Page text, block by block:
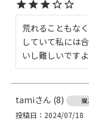
荒れることもな
していて私には
いし難しいですよ
tami 8 購
投稿日
2024/07/18